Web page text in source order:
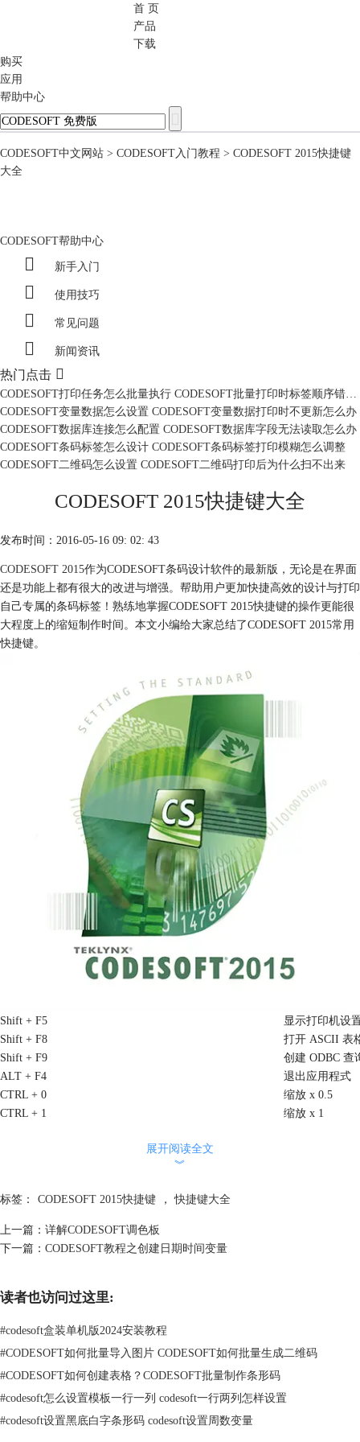
首 页
产品
下载
购买
应用
帮助中心
CODESOFT中文网站 > CODESOFT入门教程 > CODESOFT 2015快捷键
大全
CODESOFT帮助中心
 新手入门
 使用技巧
 常见问题
 新闻资讯
热门点击 
CODESOFT打印任务怎么批量执行 CODESOFT批量打印时标签顺序错乱怎么办
CODESOFT变量数据怎么设置 CODESOFT变量数据打印时不更新怎么办
CODESOFT数据库连接怎么配置 CODESOFT数据库字段无法读取怎么办
CODESOFT条码标签怎么设计 CODESOFT条码标签打印模糊怎么调整
CODESOFT二维码怎么设置 CODESOFT二维码打印后为什么扫不出来
CODESOFT 2015快捷键大全
发布时间：2016-05-16 09: 02: 43
CODESOFT 2015作为CODESOFT条码设计软件的最新版，无论是在界面
还是功能上都有很大的改进与增强。帮助用户更加快捷高效的设计与打印
自己专属的条码标签！熟练地掌握CODESOFT 2015快捷键的操作更能很
大程度上的缩短制作时间。本文小编给大家总结了CODESOFT 2015常用
快捷键。
Shift + F5
显示打印机设
Shift + F8
打开 ASCII 表
Shift + F9
创建 ODBC 查
ALT + F4
退出应用程式
CTRL + 0
缩放 x 0.5
CTRL + 1
缩放 x 1
CTRL + End
CTRL + 右箭头
CTRL + Home
CTRL + P
CTRL + 左箭头
CTRL + F4
关闭激活窗口
CTRL + Tab
CTRL + ALT + F（1 至 10）
用户工具
F2
展开阅读全文
︾
标签： CODESOFT 2015快捷键 ， 快捷键大全
上一篇： 详解CODESOFT调色板
下一篇： CODESOFT教程之创建日期时间变量
读者也访问过这里:
#codesoft盒装单机版2024安装教程
#CODESOFT如何批量导入图片 CODESOFT如何批量生成二维码
#CODESOFT如何创建表格？CODESOFT批量制作条形码
#codesoft怎么设置模板一行一列 codesoft一行两列怎样设置
#codesoft设置黑底白字条形码 codesoft设置周数变量